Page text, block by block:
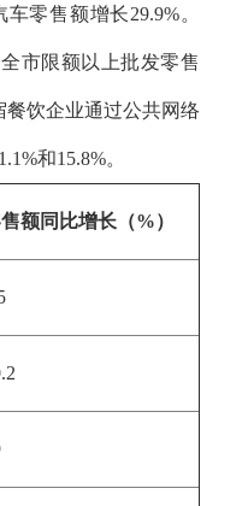
零售额增长29.9%。
市限额以上批发零售
饮企业通过公共网络
和15.8%。
额同比增长（%）